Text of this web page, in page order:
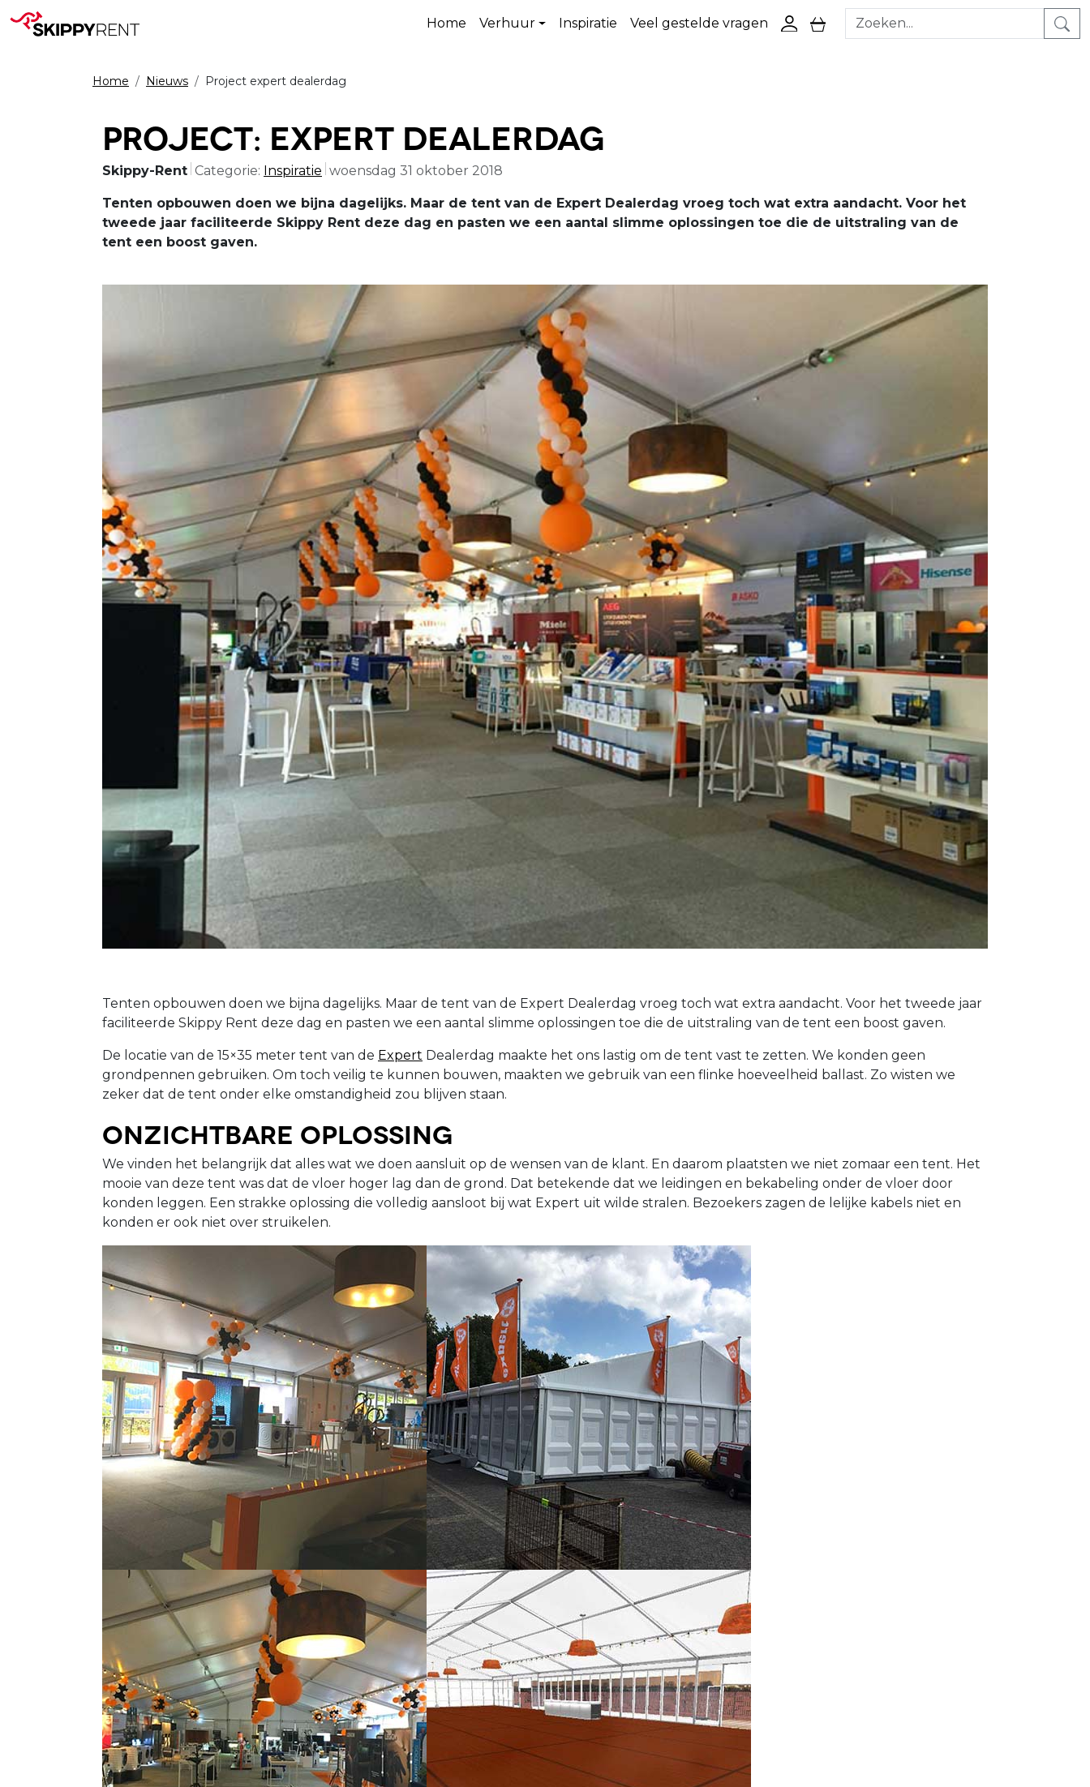
Home Verhuur Inspiratie Veel gestelde vragen
ga naar login pagina
ga naar winkelwagen pagina
Home Nieuws Project expert dealerdag
Project: Expert Dealerdag
Skippy-Rent Categorie: Inspiratie woensdag 31 oktober 2018
Tenten opbouwen doen we bijna dagelijks. Maar de tent van de Expert Dealerdag vroeg toch wat extra aandacht. Voor het
tweede jaar faciliteerde Skippy Rent deze dag en pasten we een aantal slimme oplossingen toe die de uitstraling van de
tent een boost gaven.
Tenten opbouwen doen we bijna dagelijks. Maar de tent van de Expert Dealerdag vroeg toch wat extra aandacht. Voor het tweede jaar
faciliteerde Skippy Rent deze dag en pasten we een aantal slimme oplossingen toe die de uitstraling van de tent een boost gaven.
De locatie van de 15×35 meter tent van de Expert Dealerdag maakte het ons lastig om de tent vast te zetten. We konden geen
grondpennen gebruiken. Om toch veilig te kunnen bouwen, maakten we gebruik van een flinke hoeveelheid ballast. Zo wisten we
zeker dat de tent onder elke omstandigheid zou blijven staan.
Onzichtbare oplossing
We vinden het belangrijk dat alles wat we doen aansluit op de wensen van de klant. En daarom plaatsten we niet zomaar een tent. Het
mooie van deze tent was dat de vloer hoger lag dan de grond. Dat betekende dat we leidingen en bekabeling onder de vloer door
konden leggen. Een strakke oplossing die volledig aansloot bij wat Expert uit wilde stralen. Bezoekers zagen de lelijke kabels niet en
konden er ook niet over struikelen.